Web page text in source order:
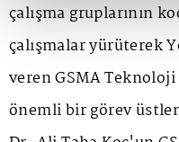
çalışma gruplarının
çalışmalar yürüterek
veren GSMA
önemli bir görev